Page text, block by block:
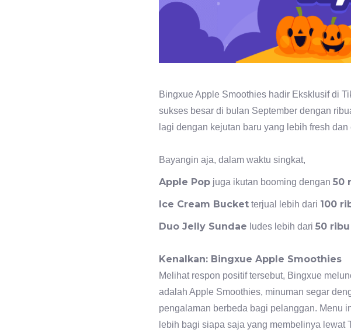
Bingxue Apple Smoothies hadir Eksklusif di
sukses besar di bulan September dengan
lagi dengan kejutan baru yang lebih fresh dan
Bayangin aja, dalam waktu singkat,
Apple Pop juga ikutan booming dengan 50
Ice Cream Bucket terjual lebih dari 100
Duo Jelly Sundae ludes lebih dari 50
Kenalkan: Bingxue Apple Smoothies
Melihat respon positif tersebut, Bingxue
adalah Apple Smoothies, minuman segar
pengalaman berbeda bagi pelanggan. Menu
lebih bagi siapa saja yang membelinya lewat